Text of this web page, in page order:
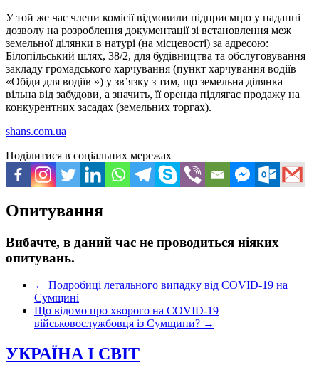
У той же час члени комісії відмовили підприємцю у наданні
дозволу на розроблення документації зі встановлення меж
земельної ділянки в натурі (на місцевості) за адресою:
Білопільський шлях, 38/2, для будівництва та обслуговування
закладу громадського харчування (пункт харчування водіїв
«Обіди для водіїв ») у зв’язку з тим, що земельна ділянка
вільна від забудови, а значить, її оренда підлягає продажу на
конкурентних засадах (земельних торгах).
shans.com.ua
Поділитися в соціальних мережах
Опитування
Вибачте, в даний час не проводиться ніяких
опитувань.
← Подробиці летального випадку від COVID-19 на
Сумщині
Що відомо про хворого на COVID-19
військовослужбовця із Сумщини? →
УКРАЇНА І СВІТ